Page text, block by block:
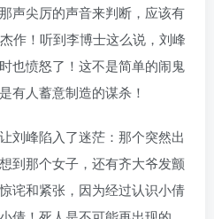
声尖厉的声音来判断，应该有
作！听到李博士这么说，刘峰
也愤怒了！这不是简单的闹鬼
有人蓄意制造的谋杀！
刘峰陷入了迷茫：那个突然出
到那个女子，还有齐大爷发颤
诧和紧张，因为经过认识小倩